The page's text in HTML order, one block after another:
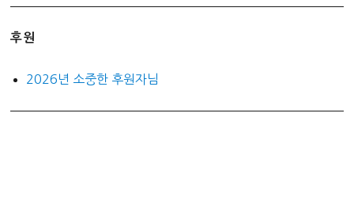
후원
2026년 소중한 후원자님